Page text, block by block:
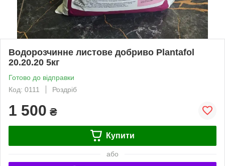
Водорозчинне листове добриво Plantafol
20.20.20 5кг
Готово до відправки
Код: 0111
Роздріб
1 500 ₴
Купити
або